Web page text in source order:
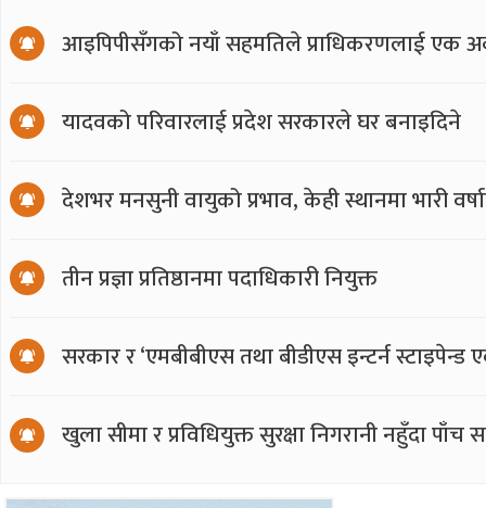
आइपिपीसँगको नयाँ सहमतिले प्राधिकरणलाई एक
यादवको परिवारलाई प्रदेश सरकारले घर बनाइदिने
देशभर मनसुनी वायुको प्रभाव, केही स्थानमा भारी
तीन प्रज्ञा प्रतिष्ठानमा पदाधिकारी नियुक्त
सरकार र ‘एमबीबीएस तथा बीडीएस इन्टर्न
खुला सीमा र प्रविधियुक्त सुरक्षा निगरानी नहुँदा पाँच